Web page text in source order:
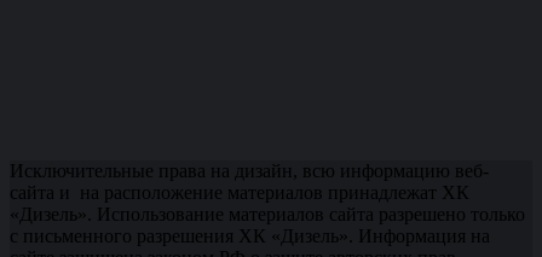
Исключительные права на дизайн, всю информацию веб-
сайта и на расположение материалов принадлежат ХК
«Дизель». Использование материалов сайта разрешено только
с письменного разрешения ХК «Дизель». Информация на